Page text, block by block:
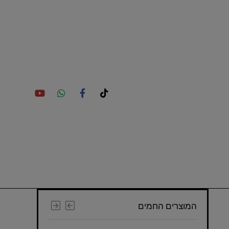
המוצרים החמים